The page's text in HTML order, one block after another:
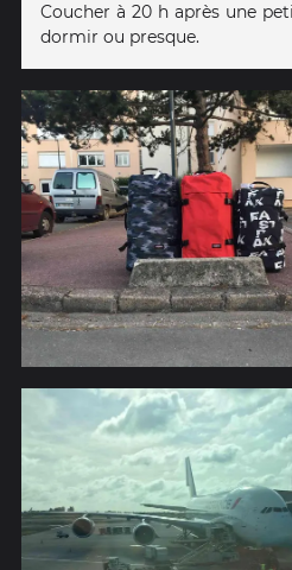
Coucher à 20 h après une
dormir ou presque.